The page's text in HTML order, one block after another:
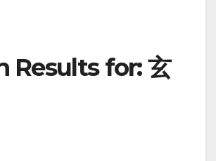
Results for: 玄